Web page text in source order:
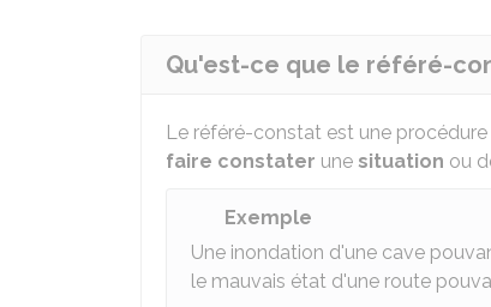
Qu'est-ce que le référé-
Le référé-constat est une
faire constater une situation ou
Exemple
Une inondation d'une cave
le mauvais état d'une route